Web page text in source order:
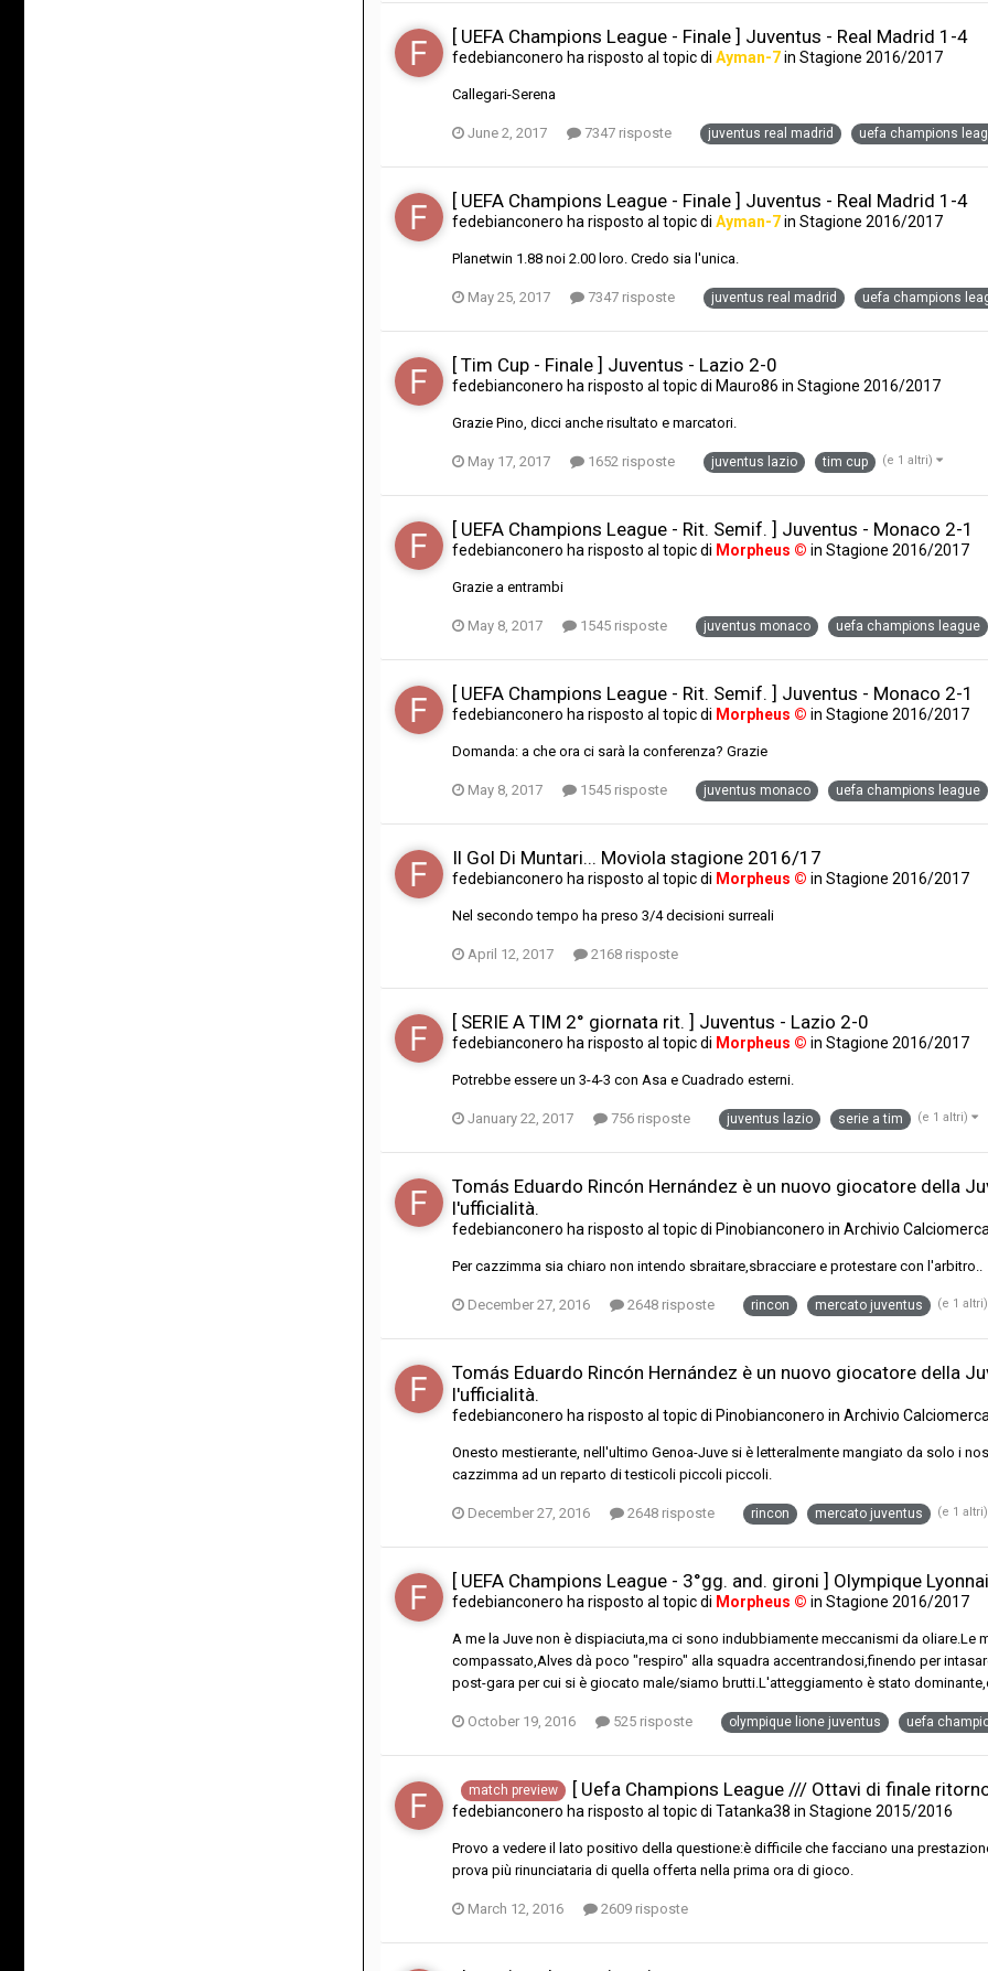
[ UEFA Champions League - Finale ] Juventus - Real Madrid 1-4
fedebianconero ha risposto al topic di Ayman-7in Stagione 2016/2017
Callegari-Serena
June 2, 2017 7347 risposte juventus real madrid uefa champions
[ UEFA Champions League - Finale ] Juventus - Real Madrid 1-4
fedebianconero ha risposto al topic di Ayman-7in Stagione 2016/2017
Planetwin 1.88 noi 2.00 loro. Credo sia l'unica.
May 25, 2017 7347 risposte juventus real madrid uefa champions
[ Tim Cup - Finale ] Juventus - Lazio 2-0
fedebianconero ha risposto al topic di Mauro86 in Stagione 2016/2017
Grazie Pino, dicci anche risultato e marcatori.
May 17, 2017 1652 risposte juventus lazio tim cup (e 1 altri)
[ UEFA Champions League - Rit. Semif. ] Juventus - Monaco 2-1
fedebianconero ha risposto al topic di Morpheus © in Stagione 2016/2017
Grazie a entrambi
May 8, 2017 1545 risposte juventus monaco uefa champions league
[ UEFA Champions League - Rit. Semif. ] Juventus - Monaco 2-1
fedebianconero ha risposto al topic di Morpheus © in Stagione 2016/2017
Domanda: a che ora ci sarà la conferenza? Grazie
May 8, 2017 1545 risposte juventus monaco uefa champions league
Il Gol Di Muntari... Moviola stagione 2016/17
fedebianconero ha risposto al topic di Morpheus © in Stagione 2016/2017
Nel secondo tempo ha preso 3/4 decisioni surreali
April 12, 2017 2168 risposte
[ SERIE A TIM 2° giornata rit. ] Juventus - Lazio 2-0
fedebianconero ha risposto al topic di Morpheus © in Stagione 2016/2017
Potrebbe essere un 3-4-3 con Asa e Cuadrado esterni.
January 22, 2017 756 risposte juventus lazio serie a tim (e 1 altri)
Tomás Eduardo Rincón Hernández è un nuovo giocatore della
l'ufficialità.
fedebianconero ha risposto al topic di Pinobianconero in Archivio
Per cazzimma sia chiaro non intendo sbraitare,sbracciare e protestare con l'arbitro..
December 27, 2016 2648 risposte rincon mercato juventus (e 1 altri)
Tomás Eduardo Rincón Hernández è un nuovo giocatore della
l'ufficialità.
fedebianconero ha risposto al topic di Pinobianconero in Archivio
Onesto mestierante, nell'ultimo Genoa-Juve si è letteralmente mangiato da solo i
cazzimma ad un reparto di testicoli piccoli piccoli.
December 27, 2016 2648 risposte rincon mercato juventus (e 1 altri)
[ UEFA Champions League - 3°gg. and. gironi ] Olympique
fedebianconero ha risposto al topic di Morpheus © in Stagione 2016/2017
A me la Juve non è dispiaciuta,ma ci sono indubbiamente meccanismi da
compassato,Alves dà poco "respiro" alla squadra accentrandosi,finendo per
post-gara per cui si è giocato male/siamo brutti.L'atteggiamento è stato
October 19, 2016 525 risposte olympique lione juventus uefa
match preview [ Uefa Champions League /// Ottavi di finale
fedebianconero ha risposto al topic di Tatanka38 in Stagione 2015/2016
Provo a vedere il lato positivo della questione:è difficile che facciano una
prova più rinunciataria di quella offerta nella prima ora di gioco.
March 12, 2016 2609 risposte